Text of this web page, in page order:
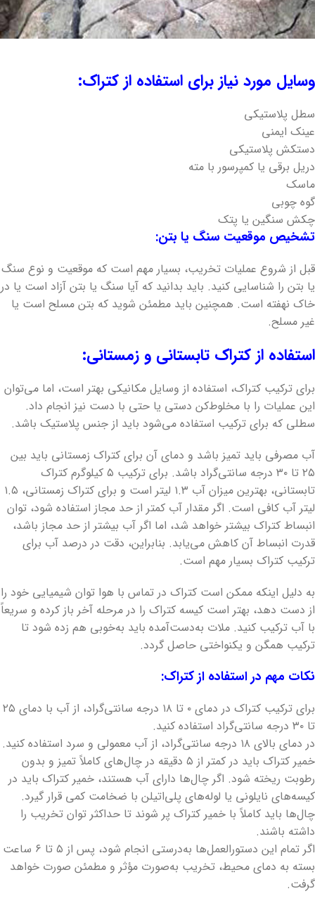
وسایل مورد نیاز برای استفاده از کتراک:
سطل پلاستیکی
عینک ایمنی
دستکش پلاستیکی
دریل برقی یا کمپرسور با مته
ماسک
گوه چوبی
چکش سنگین یا پتک
تشخیص موقعیت سنگ یا بتن:
قبل از شروع عملیات تخریب، بسیار مهم است که موقعیت و نوع سنگ
یا بتن را شناسایی کنید. باید بدانید که آیا سنگ یا بتن آزاد است یا در
خاک نهفته است. همچنین باید مطمئن شوید که بتن مسلح است یا
غیر مسلح.
استفاده از کتراک تابستانی و زمستانی:
برای ترکیب کتراک، استفاده از وسایل مکانیکی بهتر است، اما می‌توان
این عملیات را با مخلوط‌کن دستی یا حتی با دست نیز انجام داد.
سطلی که برای ترکیب استفاده می‌شود باید از جنس پلاستیک باشد.
آب مصرفی باید تمیز باشد و دمای آن برای کتراک زمستانی باید بین
۲۵ تا ۳۰ درجه سانتی‌گراد باشد. برای ترکیب ۵ کیلوگرم کتراک
تابستانی، بهترین میزان آب ۱.۳ لیتر است و برای کتراک زمستانی، ۱.۵
لیتر آب کافی است. اگر مقدار آب کمتر از حد مجاز استفاده شود، توان
انبساط کتراک بیشتر خواهد شد، اما اگر آب بیشتر از حد مجاز باشد،
قدرت انبساط آن کاهش می‌یابد. بنابراین، دقت در درصد آب برای
ترکیب کتراک بسیار مهم است.
به دلیل اینکه ممکن است کتراک در تماس با هوا توان شیمیایی خود را
از دست دهد، بهتر است کیسه کتراک را در مرحله آخر باز کرده و سریعاً
با آب ترکیب کنید. ملات به‌دست‌آمده باید به‌خوبی هم زده شود تا
ترکیب همگن و یکنواختی حاصل گردد.
نکات مهم در استفاده از کتراک:
برای ترکیب کتراک در دمای ۰ تا ۱۸ درجه سانتی‌گراد، از آب با دمای ۲۵
تا ۳۰ درجه سانتی‌گراد استفاده کنید.
در دمای بالای ۱۸ درجه سانتی‌گراد، از آب معمولی و سرد استفاده کنید.
خمیر کتراک باید در کمتر از ۵ دقیقه در چال‌های کاملاً تمیز و بدون
رطوبت ریخته شود. اگر چال‌ها دارای آب هستند، خمیر کتراک باید در
کیسه‌های نایلونی یا لوله‌های پلی‌اتیلن با ضخامت کمی قرار گیرد.
چال‌ها باید کاملاً با خمیر کتراک پر شوند تا حداکثر توان تخریب را
داشته باشند.
اگر تمام این دستورالعمل‌ها به‌درستی انجام شود، پس از ۵ تا ۶ ساعت
بسته به دمای محیط، تخریب به‌صورت مؤثر و مطمئن صورت خواهد
گرفت.